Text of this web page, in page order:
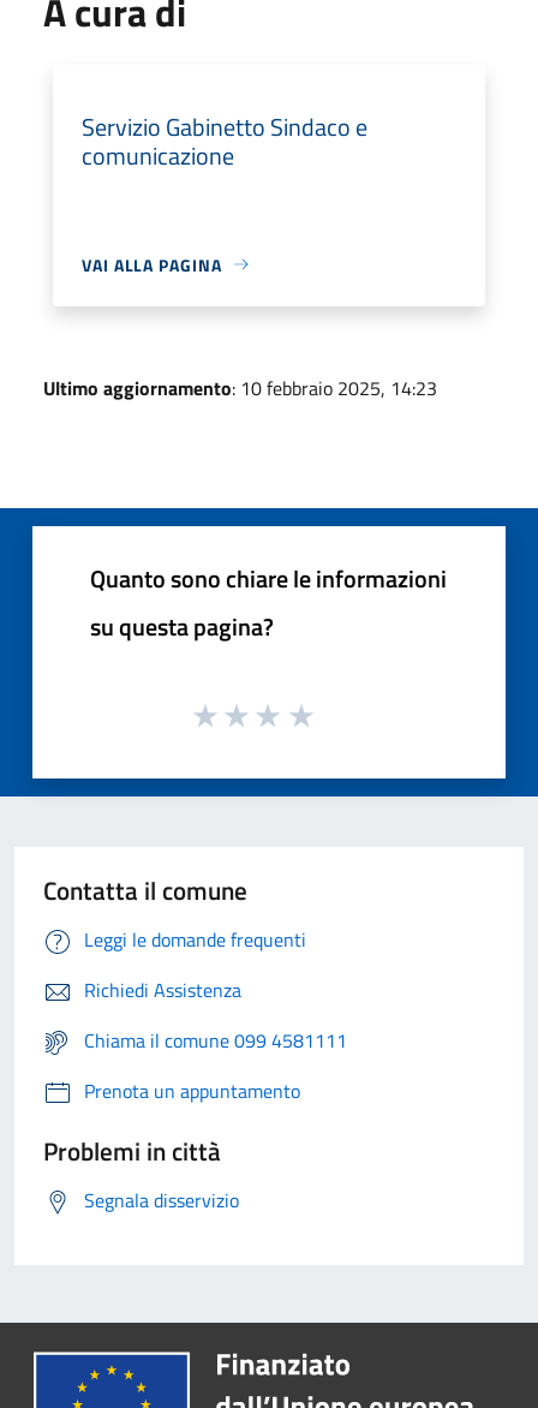
A cura di
Servizio Gabinetto Sindaco e
comunicazione
VAI ALLA PAGINA
Ultimo aggiornamento: 10 febbraio 2025, 14:23
Quanto sono chiare le informazioni
su questa pagina?
Contatta il comune
Leggi le domande frequenti
Richiedi Assistenza
Chiama il comune 099 4581111
Prenota un appuntamento
Problemi in città
Segnala disservizio